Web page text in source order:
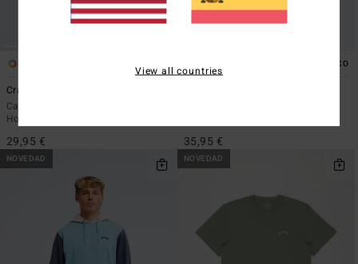
Crayon Wave
Camiseta de manga corta Negro
Hombre
29,95 €
ECO
35,95 €
NOVEDAD NOVEDAD
View all countries